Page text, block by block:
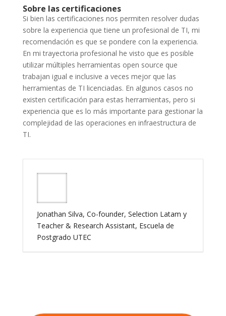
Sobre las certificaciones
Si bien las certificaciones nos permiten resolver dudas
sobre la experiencia que tiene un profesional de TI, mi
recomendación es que se pondere con la experiencia.
En mi trayectoria profesional he visto que es posible
utilizar múltiples herramientas open source que
trabajan igual e inclusive a veces mejor que las
herramientas de TI licenciadas. En algunos casos no
existen certificación para estas herramientas, pero si
experiencia que es lo más importante para gestionar la
complejidad de las operaciones en infraestructura de
TI.
Jonathan Silva, Co-founder, Selection Latam y
Teacher & Research Assistant, Escuela de
Postgrado UTEC